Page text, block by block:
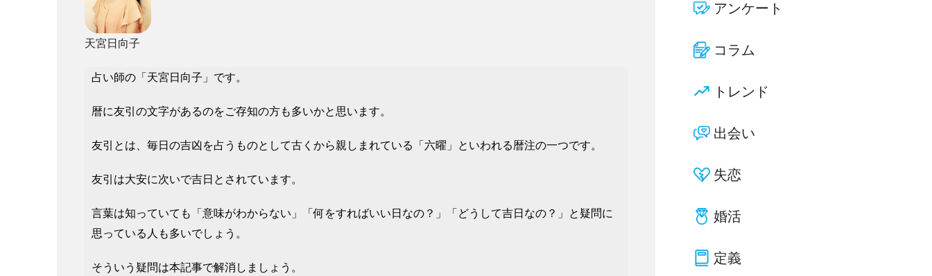
天宮日向子
占い師の「天宮日向子」です。
暦に友引の文字があるのをご存知の方も多いかと思います。
友引とは、毎日の吉凶を占うものとして古くから親しまれている「六曜」といわれる暦注の一つです。
友引は大安に次いで吉日とされています。
言葉は知っていても「意味がわからない」「何をすればいい日なの？」「どうして吉日なの？」と疑問に
思っている人も多いでしょう。
そういう疑問は本記事で解消しましょう。
アンケート
コラム
トレンド
出会い
失恋
婚活
定義